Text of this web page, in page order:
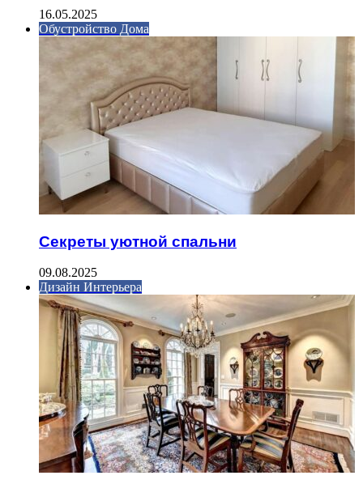
16.05.2025
Обустройство Дома
Секреты уютной спальни
09.08.2025
Дизайн Интерьера